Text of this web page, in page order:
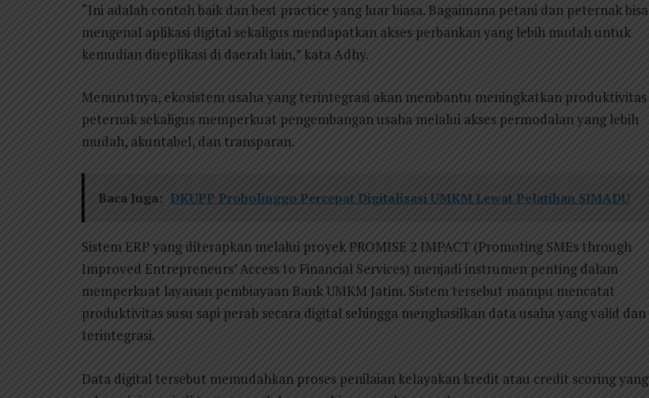
“Ini adalah contoh baik dan best practice yang luar biasa. Bagaimana petani dan peternak bisa
mengenal aplikasi digital sekaligus mendapatkan akses perbankan yang lebih mudah untuk
kemudian direplikasi di daerah lain,” kata Adhy.
Menurutnya, ekosistem usaha yang terintegrasi akan membantu meningkatkan produktivitas
peternak sekaligus memperkuat pengembangan usaha melalui akses permodalan yang lebih
mudah, akuntabel, dan transparan.
Baca Juga: DKUPP Probolinggo Percepat Digitalisasi UMKM Lewat Pelatihan SIMADU
Sistem ERP yang diterapkan melalui proyek PROMISE 2 IMPACT (Promoting SMEs through
Improved Entrepreneurs’ Access to Financial Services) menjadi instrumen penting dalam
memperkuat layanan pembiayaan Bank UMKM Jatim. Sistem tersebut mampu mencatat
produktivitas susu sapi perah secara digital sehingga menghasilkan data usaha yang valid dan
terintegrasi.
Data digital tersebut memudahkan proses penilaian kelayakan kredit atau credit scoring yang